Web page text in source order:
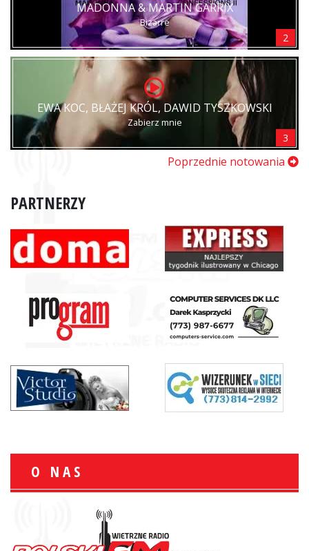
MADONNA & MARTIN GARRIX
Bizarre
2
EWA KOC, BŁAŻEJ KRÓL, DAWID TYSZKOWSKI
Zabierz mnie
3
Poprzednie notowania
PARTNERZY
O NAS